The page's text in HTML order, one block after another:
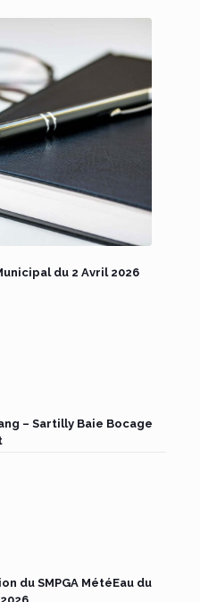
du 2 Avril 2026
– Sartilly Baie Bocage
du SMPGA MétéEau du